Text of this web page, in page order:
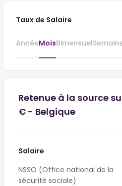
Taux de Salaire
AnnéeMoisBimensuel
Retenue à la source
€ - Belgique
Salaire
NSSO (Office national de la
sécurité sociale)